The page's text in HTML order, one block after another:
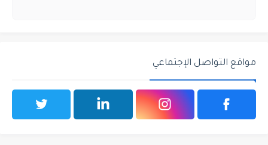
مواقع التواصل الإجتماعي